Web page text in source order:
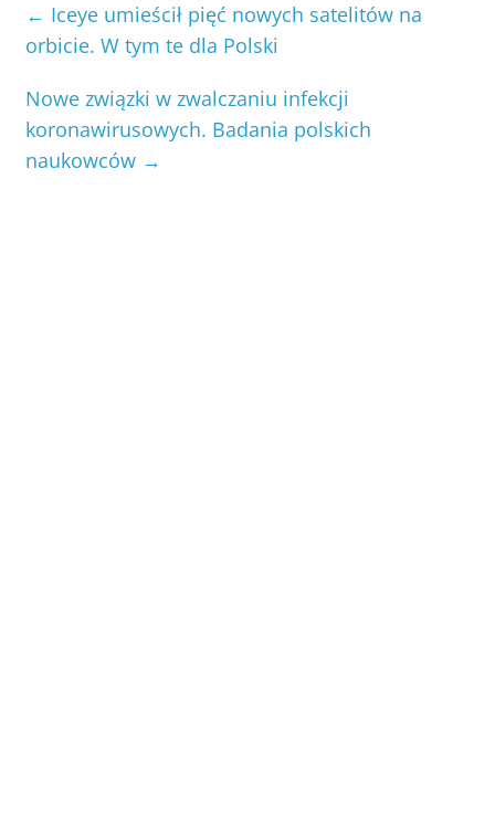
← Iceye umieścił pięć nowych satelitów na
orbicie. W tym te dla Polski
Nowe związki w zwalczaniu infekcji
koronawirusowych. Badania polskich
naukowców →